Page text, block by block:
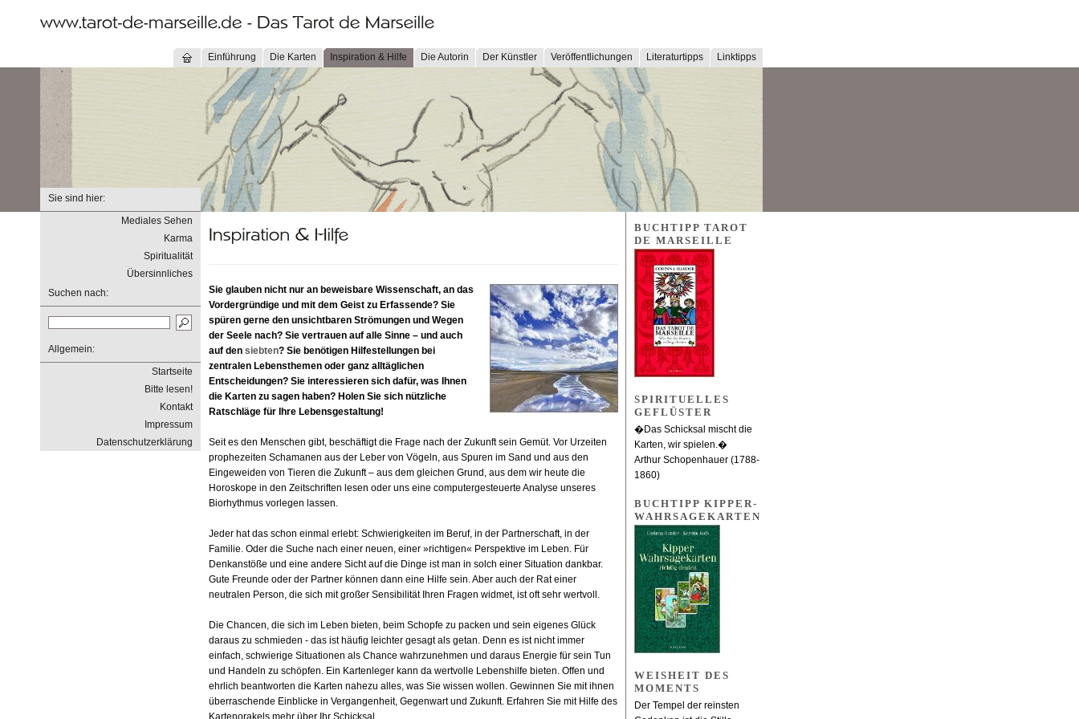
Einführung Die Karten Inspiration & Hilfe Die Autorin Der Künstler Veröffentlichungen Literaturtipps Linktipps
Sie sind hier:
Mediales Sehen
Karma
Spiritualität
Übersinnliches
Suchen nach:
Allgemein:
Startseite
Bitte lesen!
Kontakt
Impressum
Datenschutzerklärung
Sie glauben nicht nur an beweisbare Wissenschaft, an das
Vordergründige und mit dem Geist zu Erfassende? Sie
spüren gerne den unsichtbaren Strömungen und Wegen
der Seele nach? Sie vertrauen auf alle Sinne – und auch
auf den siebten? Sie benötigen Hilfestellungen bei
zentralen Lebensthemen oder ganz alltäglichen
Entscheidungen? Sie interessieren sich dafür, was Ihnen
die Karten zu sagen haben? Holen Sie sich nützliche
Ratschläge für Ihre Lebensgestaltung!
Seit es den Menschen gibt, beschäftigt die Frage nach der Zukunft sein Gemüt. Vor Urzeiten
prophezeiten Schamanen aus der Leber von Vögeln, aus Spuren im Sand und aus den
Eingeweiden von Tieren die Zukunft – aus dem gleichen Grund, aus dem wir heute die
Horoskope in den Zeitschriften lesen oder uns eine computergesteuerte Analyse unseres
Biorhythmus vorlegen lassen.
Jeder hat das schon einmal erlebt: Schwierigkeiten im Beruf, in der Partnerschaft, in der
Familie. Oder die Suche nach einer neuen, einer »richtigen« Perspektive im Leben. Für
Denkanstöße und eine andere Sicht auf die Dinge ist man in solch einer Situation dankbar.
Gute Freunde oder der Partner können dann eine Hilfe sein. Aber auch der Rat einer
neutralen Person, die sich mit großer Sensibilität Ihren Fragen widmet, ist oft sehr wertvoll.
Die Chancen, die sich im Leben bieten, beim Schopfe zu packen und sein eigenes Glück
daraus zu schmieden - das ist häufig leichter gesagt als getan. Denn es ist nicht immer
einfach, schwierige Situationen als Chance wahrzunehmen und daraus Energie für sein Tun
und Handeln zu schöpfen. Ein Kartenleger kann da wertvolle Lebenshilfe bieten. Offen und
ehrlich beantworten die Karten nahezu alles, was Sie wissen wollen. Gewinnen Sie mit ihnen
überraschende Einblicke in Vergangenheit, Gegenwart und Zukunft. Erfahren Sie mit Hilfe des
Kartenorakels mehr über Ihr Schicksal.
BUCHTIPP TAROT
DE MARSEILLE
SPIRITUELLES
GEFLÜSTER
�Das Schicksal mischt die
Karten, wir spielen.�
Arthur Schopenhauer (1788-
1860)
BUCHTIPP KIPPER-
WAHRSAGEKARTEN
WEISHEIT DES
MOMENTS
Der Tempel der reinsten